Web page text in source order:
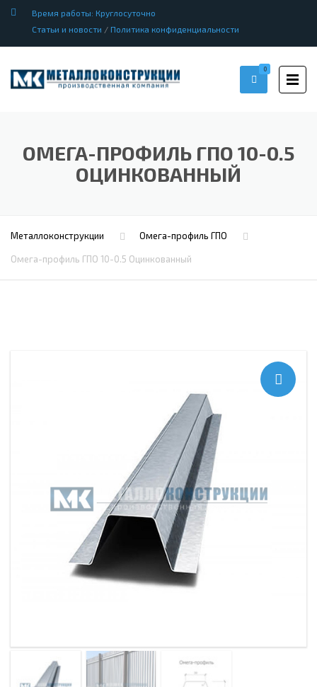
Время работы: Круглосуточно
Статьи и новости / Политика конфиденциальности
0
ОМЕГА-ПРОФИЛЬ ГПО 10-0.5
ОЦИНКОВАННЫЙ
Металлоконструкции Омега-профиль ГПО
Омега-профиль ГПО 10-0.5 Оцинкованный